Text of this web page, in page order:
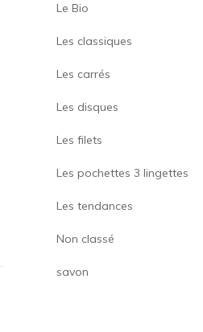
Le Bio
Les classiques
Les carrés
Les disques
Les filets
Les pochettes 3 lingettes
Les tendances
Non classé
savon